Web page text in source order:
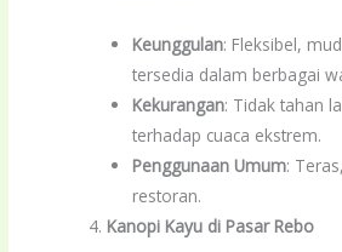
Keunggulan: Fleksibel,
tersedia dalam berbagai
Kekurangan: Tidak tahan
terhadap cuaca ekstrem.
Penggunaan Umum:
restoran.
Kanopi Kayu di Pasar Rebo